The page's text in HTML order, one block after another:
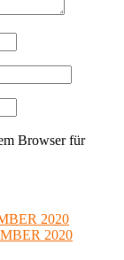
Browser für
2020
2020